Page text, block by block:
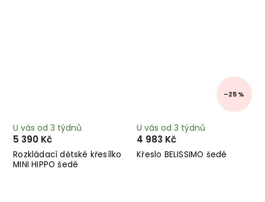
Rozkládací dětské křesílko
MINI HIPPO šedé
U vás od 3 týdnů
5 390 Kč
–25 %
Křeslo BELISSIMO šedé
U vás od 3 týdnů
4 983 Kč